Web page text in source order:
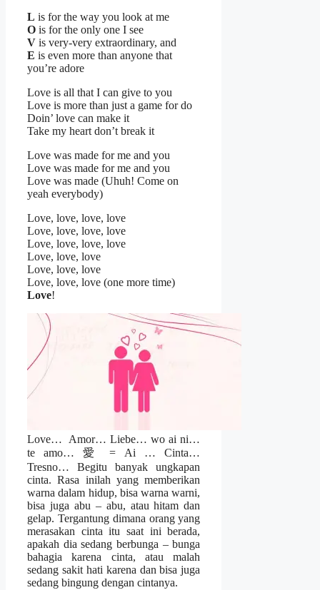
L is for the way you look at me
O is for the only one I see
V is very-very extraordinary, and
E is even more than anyone that
you’re adore
Love is all that I can give to you
Love is more than just a game for do
Doin’ love can make it
Take my heart don’t break it
Love was made for me and you
Love was made for me and you
Love was made (Uhuh! Come on
yeah everybody)
Love, love, love, love
Love, love, love, love
Love, love, love, love
Love, love, love
Love, love, love
Love, love, love (one more time)
Love!
Love… Amor… Liebe… wo ai ni…
te amo… 愛 = Ai … Cinta…
Tresno… Begitu banyak ungkapan
cinta. Rasa inilah yang memberikan
warna dalam hidup, bisa warna warni,
bisa juga abu – abu, atau hitam dan
gelap. Tergantung dimana orang yang
merasakan cinta itu saat ini berada,
apakah dia sedang berbunga – bunga
bahagia karena cinta, atau malah
sedang sakit hati karena dan bisa juga
sedang bingung dengan cintanya.